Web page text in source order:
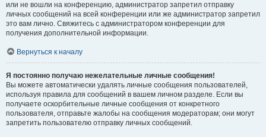
или не вошли на конференцию, администратор запретил отправку
личных сообщений на всей конференции или же администратор запретил
это вам лично. Свяжитесь с администратором конференции для
получения дополнительной информации.
Вернуться к началу
Я постоянно получаю нежелательные личные сообщения!
Вы можете автоматически удалять личные сообщения пользователей,
используя правила для сообщений в вашем личном разделе. Если вы
получаете оскорбительные личные сообщения от конкретного
пользователя, отправьте жалобы на сообщения модераторам; они могут
запретить пользователю отправку личных сообщений.